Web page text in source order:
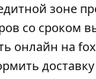
зоне
со сроком
онлайн на